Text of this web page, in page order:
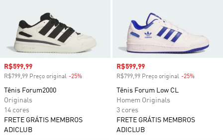
Preço com desconto
R$599,99
R$799,99 Preço original -25%
Tênis Forum2000
Originals
14 cores
FRETE GRÁTIS MEMBROS
ADICLUB
Preço com desconto
R$599,99
R$799,99 Preço original -25%
Tênis Forum Low CL
Homem Originals
3 cores
FRETE GRÁTIS MEMBROS
ADICLUB